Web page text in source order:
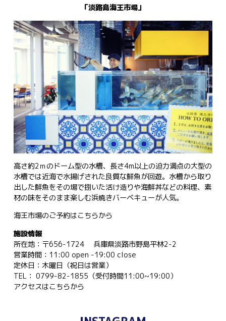
「淡路島海王市場」
高さ約2ｍのドーム型の水槽、長さ4m以上の迫力満点の大型の
水槽では近海で水揚げされた良質な鮮魚が回遊。水槽から取り
出した鮮魚をその場で捌いた活け造りや海鮮丼などの料理、素
材の味をそのまま楽しむ浜焼きバーベキューが人気。
海王市場のご予約はこちらから
施設情報
所在地：〒656-1724 兵庫県淡路市野島平林2-2
営業時間：11:00 open -19:00 close
定休日：木曜日（祝日は営業）
TEL： 0799-82-1855（受付時間11:00~19:00）
アクセスはこちらから